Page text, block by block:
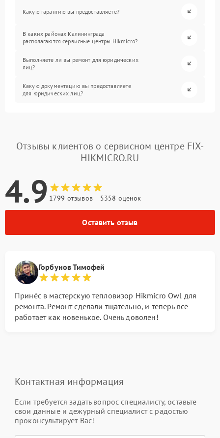
Какую гарантию вы предоставляете?
В каких районах Калининграда
располагаются сервисные центры Hikmicro?
Выполняете ли вы ремонт для юридических
лиц?
Какую документацию вы предоставляете
для юридических лиц?
Отзывы клиентов о сервисном центре FIX-
HIKMICRO.RU
4.9 1799 отзывов 5358 оценок
Оставить отзыв
Горбунов Тимофей
Принёс в мастерскую тепловизор Hikmicro Owl для
ремонта. Ремонт сделали тщательно, и теперь всё
работает как новенькое. Очень доволен!
Контактная информация
Если требуется задать вопрос специалисту, оставьте
свои данные и дежурный специалист с радостью
проконсультирует Вас!